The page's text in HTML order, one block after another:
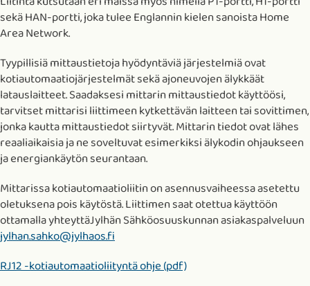
sekä HAN-portti, joka tulee Englannin kielen sanoista Home
Area Network.
Tyypillisiä mittaustietoja hyödyntäviä järjestelmiä ovat
kotiautomaatiojärjestelmät sekä ajoneuvojen älykkäät
latauslaitteet. Saadaksesi mittarin mittaustiedot käyttöösi,
tarvitset mittarisi liittimeen kytkettävän laitteen tai sovittimen,
jonka kautta mittaustiedot siirtyvät. Mittarin tiedot ovat lähes
reaaliaikaisia ja ne soveltuvat esimerkiksi älykodin ohjaukseen
ja energiankäytön seurantaan.
Mittarissa kotiautomaatioliitin on asennusvaiheessa asetettu
oletuksena pois käytöstä. Liittimen saat otettua käyttöön
ottamalla yhteyttäJylhän Sähköosuuskunnan asiakaspalveluun
jylhan.sahko@jylhaos.fi
RJ12 -kotiautomaatioliityntä ohje (pdf)Avaa uuteen välilehteen